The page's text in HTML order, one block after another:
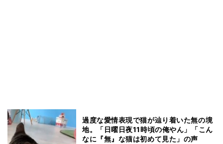
過度な愛情表現で猫が辿り着いた無の境
地。「日曜日夜11時頃の俺やん」「こん
なに『無』な猫は初めて見た」の声